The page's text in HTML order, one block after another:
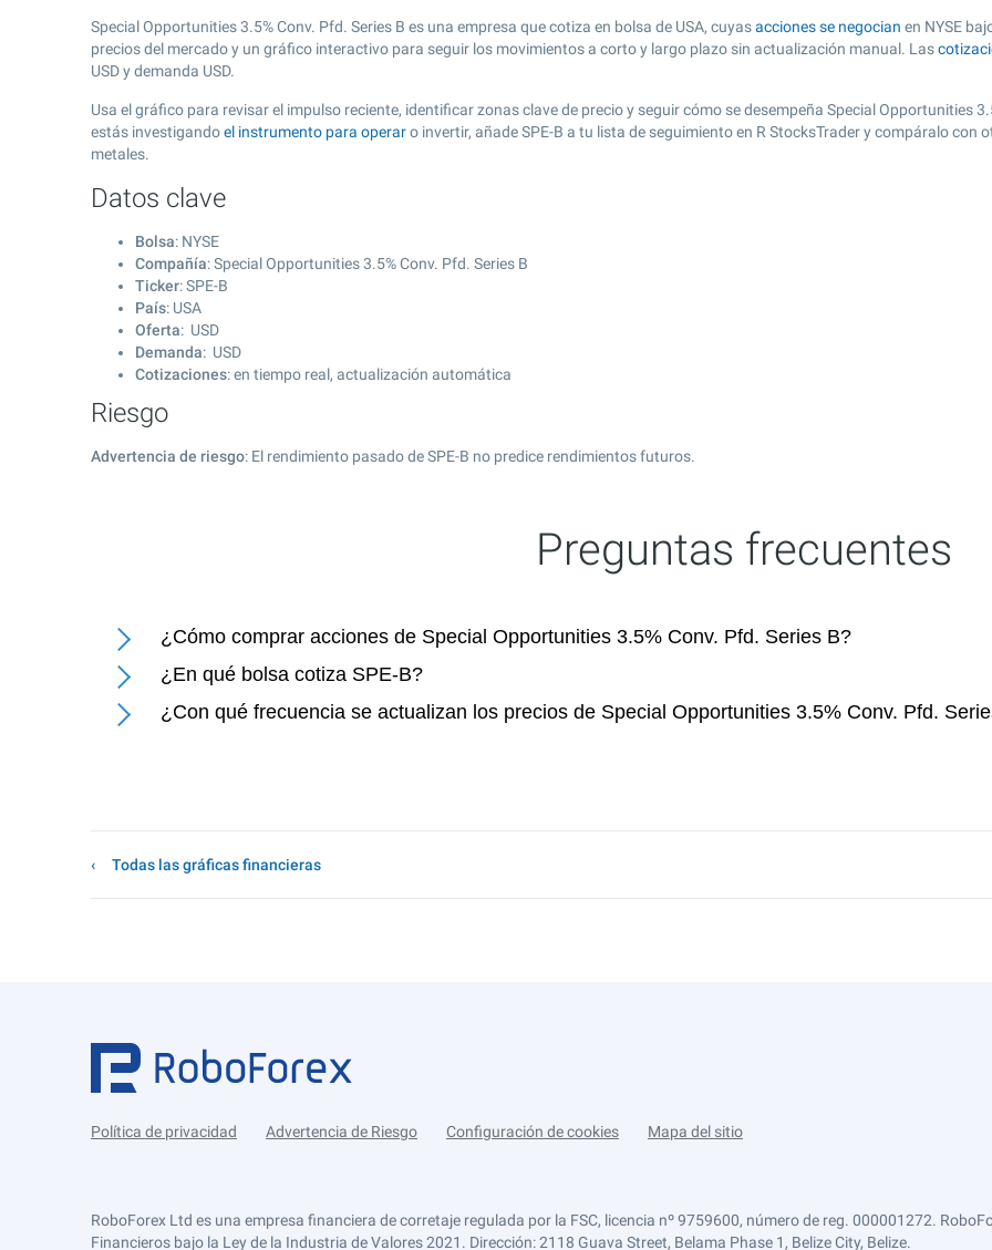
Special Opportunities 3.5% Conv. Pfd. Series B es una empresa que cotiza en bolsa de USA, cuyasacciones se negocian en NYSE
precios del mercado y un gráfico interactivo para seguir los movimientos a corto y largo plazo sin actualización manual. Las
USD y demanda USD.
Usa el gráfico para revisar el impulso reciente, identificar zonas clave de precio y seguir cómo se desempeña Special Opportunities
estás investigandoel instrumento para operaro invertir, añade SPE-B a tu lista de seguimiento en R StocksTrader y compáralo con
metales.
Datos clave
Bolsa: NYSE
Compañía: Special Opportunities 3.5% Conv. Pfd. Series B
Ticker: SPE-B
País: USA
Oferta: USD
Demanda: USD
Cotizaciones: en tiempo real, actualización automática
Riesgo
Advertencia de riesgo: El rendimiento pasado de SPE-B no predice rendimientos futuros.
Preguntas frecuentes
¿Cómo comprar acciones de Special Opportunities 3.5% Conv. Pfd. Series B?
¿En qué bolsa cotiza SPE-B?
¿Con qué frecuencia se actualizan los precios de Special Opportunities 3.5% Conv. Pfd.
Todas las gráficas financieras
Política de privacidad Advertencia de Riesgo Configuración de cookies Mapa del sitio
RoboForex Ltd es una empresa financiera de corretaje regulada por la FSC, licencia nº 9759600, número de reg. 000001272.
Financieros bajo la Ley de la Industria de Valores 2021. Dirección: 2118 Guava Street, Belama Phase 1, Belize City, Belize.